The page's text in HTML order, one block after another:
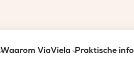
Waarom ViaViela Praktische info